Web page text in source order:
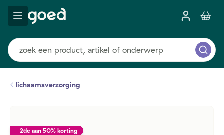
lichaamsverzorging
2de aan 50% korting